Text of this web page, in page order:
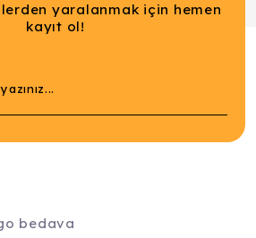
yaralanmak için hemen
kayıt ol!
bedava